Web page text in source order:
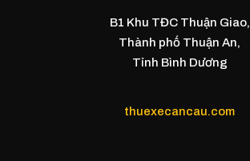
B1 Khu TĐC Thuận Giao,
Thành phố Thuận An,
Tỉnh Bình Dương
thuexecancau.com